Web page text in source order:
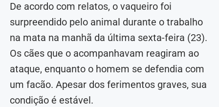
De acordo com relatos, o vaqueiro foi
surpreendido pelo animal durante o trabalho
na mata na manhã da última sexta-feira (23).
Os cães que o acompanhavam reagiram ao
ataque, enquanto o homem se defendia com
um facão. Apesar dos ferimentos graves, sua
condição é estável.